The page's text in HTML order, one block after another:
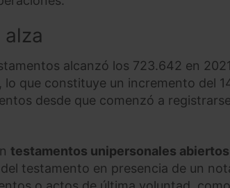
alcanzó los 723.642 en
que constituye un incremento del
desde que comenzó a
testamentos unipersonales abiertos
testamento en presencia de un